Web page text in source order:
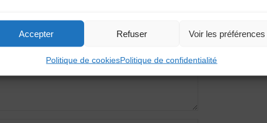
Accepter Refuser Voir les préférences
Politique de cookiesPolitique de confidentialité
obligatoires sont indiqués avec